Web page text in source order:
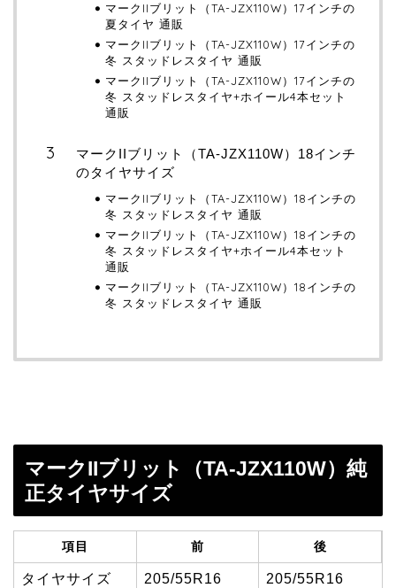
マークIIブリット（TA-JZX110W）17インチの
夏タイヤ 通販
マークIIブリット（TA-JZX110W）17インチの
冬 スタッドレスタイヤ 通販
マークIIブリット（TA-JZX110W）17インチの
冬 スタッドレスタイヤ+ホイール4本セット
通販
マークIIブリット（TA-JZX110W）18インチ
のタイヤサイズ
マークIIブリット（TA-JZX110W）18インチの
冬 スタッドレスタイヤ 通販
マークIIブリット（TA-JZX110W）18インチの
冬 スタッドレスタイヤ+ホイール4本セット
通販
マークIIブリット（TA-JZX110W）18インチの
冬 スタッドレスタイヤ 通販
マークIIブリット（TA-JZX110W）純
正タイヤサイズ
項目 前 後
タイヤサイズ 205/55R16 205/55R16